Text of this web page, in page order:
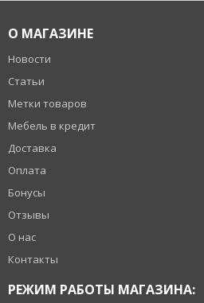
О МАГАЗИНЕ
Новости
Статьи
Метки товаров
Мебель в кредит
Доставка
Оплата
Бонусы
Отзывы
О нас
Контакты
РЕЖИМ РАБОТЫ МАГАЗИНА: